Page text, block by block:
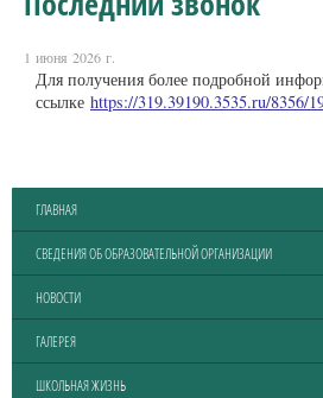
1 июня 2026 г.
Для получения более подробной
ссылке https://319.39190.3535.ru/8356/
ГЛАВНАЯ
СВЕДЕНИЯ ОБ ОБРАЗОВАТЕЛЬНОЙ ОРГАНИЗАЦИИ
НОВОСТИ
ГАЛЕРЕЯ
ШКОЛЬНАЯ ЖИЗНЬ